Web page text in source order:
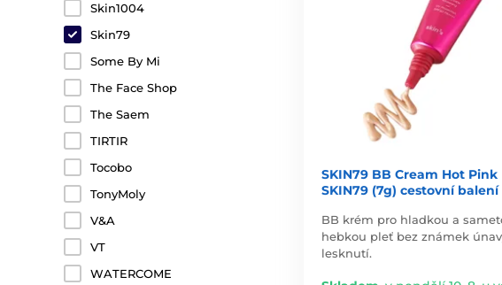
Skin1004
Skin79
Some By Mi
The Face Shop
The Saem
TIRTIR
Tocobo
TonyMoly
V&A
VT
WATERCOME
SKIN79 BB Cream Hot Pink
SKIN79 (7g) cestovní balení
BB krém pro hladkou a
hebkou pleť bez známek
lesknutí.